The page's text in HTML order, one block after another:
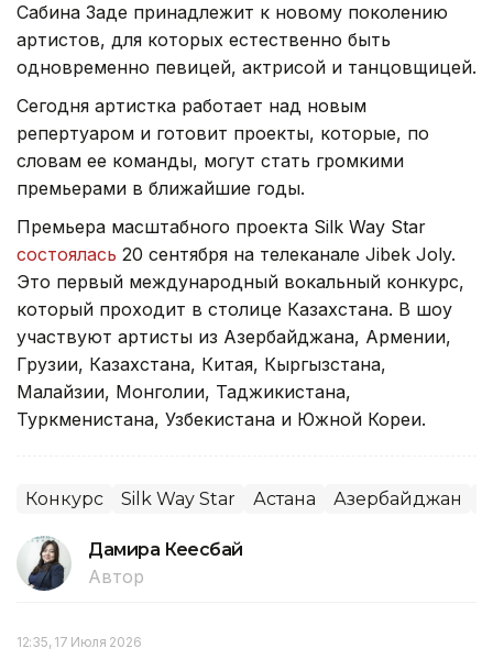
Сабина Заде принадлежит к новому поколению
артистов, для которых естественно быть
одновременно певицей, актрисой и танцовщицей.
Сегодня артистка работает над новым
репертуаром и готовит проекты, которые, по
словам ее команды, могут стать громкими
премьерами в ближайшие годы.
Премьера масштабного проекта Silk Way Star
состоялась 20 сентября на телеканале Jibek Joly.
Это первый международный вокальный конкурс,
который проходит в столице Казахстана. В шоу
участвуют артисты из Азербайджана, Армении,
Грузии, Казахстана, Китая, Кыргызстана,
Малайзии, Монголии, Таджикистана,
Туркменистана, Узбекистана и Южной Кореи.
Конкурс Silk Way Star Астана Азербайджан
Дамира Кеңесбай
Автор
12:35, 17 Июля 2026